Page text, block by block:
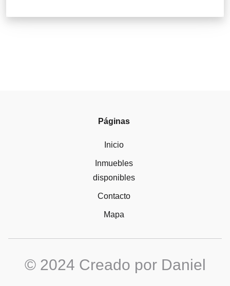
Páginas
Inicio
Inmuebles
disponibles
Contacto
Mapa
© 2024 Creado por Daniel